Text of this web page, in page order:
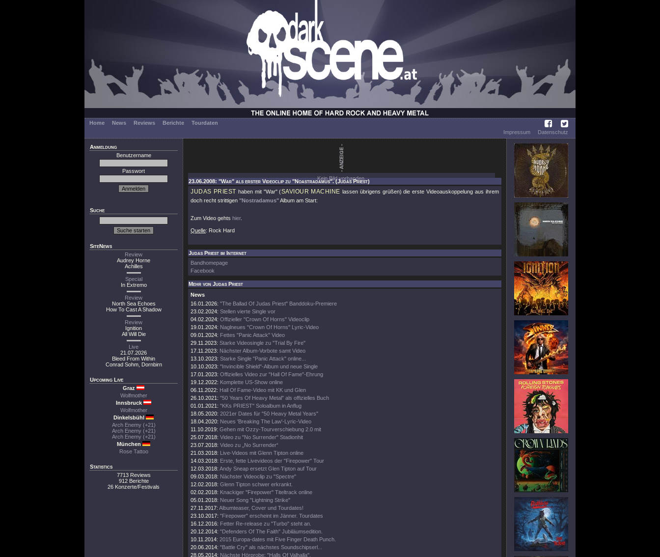
Home News Reviews Berichte
Tourdaten
Impressum
Datenschutz
Anmeldung
Benutzername
Passwort
Suche
SiteNews
Review
Audrey Horne
Achilles
Special
In Extremo
Review
North Sea Echoes
How To Cast A Shadow
Review
Ignition
All Will Die
Live
21.07.2026
Bleed From Within
Conrad Sohm, Dornbirn
Upcoming Live
Graz
Wolfmother
Innsbruck
Wolfmother
Dinkelsbühl
Arch Enemy (+21)
Arch Enemy (+21)
Arch Enemy (+21)
München
Rose Tattoo
Statistics
7713 Reviews
912 Berichte
26 Konzerte/Festivals
Kein Bild vorhanden.
23.06.2008: "War" als erster Videoclip zu "Noastradamus". (Judas Priest)
JUDAS PRIEST haben mit "War"(SAVIOUR MACHINE lassen übrigens grüßen) die erste Videoauskoppelung aus ihrem
doch recht strittigen "Nostradamus"Album am Start:
Zum Video gehts hier.
Quelle: Rock Hard
Judas Priest im Internet
Bandhomepage
Facebook
Mehr von Judas Priest
News
16.01.2026: "The Ballad Of Judas Priest" Banddoku-Premiere
23.02.2024: Stellen vierte Single vor
04.02.2024: Offizieller "Crown Of Horns" Videoclip
19.01.2024: Naglneues "Crown Of Horns" Lyric-Video
09.01.2024: Fettes "Panic Attack" Video
29.11.2023: Starke Videosingle zu "Trial By Fire"
17.11.2023: Nächster Album-Vorbote samt Video
13.10.2023: Starke Single "Panic Attack" online...
10.10.2023: "Invincible Shield"-Album und neue Single
17.01.2023: Offizielles Video zur "Hall Of Fame"-Ehrung
19.12.2022: Komplette US-Show online
06.11.2022: Hall Of Fame-Video mit KK und Glen
26.10.2021: "50 Years Of Heavy Metal" als offizielles Buch
01.01.2021: "KKs PRIEST" Soloalbum in Anflug
18.05.2020: 2021er Dates für "50 Heavy Metal Years"
18.04.2020: Neues 'Breaking The Law'-Lyric-Video
11.10.2019: Gehen mit Ozzy-Tourverschiebung 2.0 mit
25.07.2018: Video zu "No Surrender" Stadionhit
23.07.2018: Video zu „No Surrender“
21.03.2018: Live-Videos mit Glenn Tipton online
14.03.2018: Erste, fette Livevideos der "Firepower" Tour
12.03.2018: Andy Sneap ersetzt Glen Tipton auf Tour
09.03.2018: Nächster Videoclip zu "Spectre"
12.02.2018: Glenn Tipton schwer erkrankt.
02.02.2018: Knackiger "Firepower" Titeltrack online
05.01.2018: Neuer Song "Lightning Strike"
27.11.2017: Albumteaser, Cover und Tourdates!
23.10.2017: "Firepower" erscheint im Jänner. Tourdates
16.12.2016: Fetter Re-release zu "Turbo" steht an.
20.12.2014: "Defenders Of The Faith" Jubiläumsedition.
10.11.2014: 2015 Europa-dates mit Five Finger Death Punch.
20.06.2014: "Battle Cry" als nächstes Soundschipserl...
28.05.2014: Nächste Hörprobe: "Halls Of Valhalla".